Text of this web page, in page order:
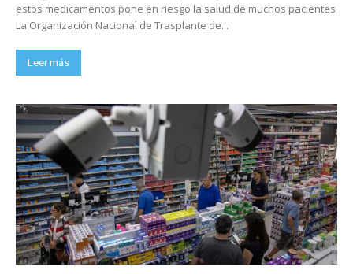
estos medicamentos pone en riesgo la salud de muchos pacientes
La Organización Nacional de Trasplante de...
Leer más